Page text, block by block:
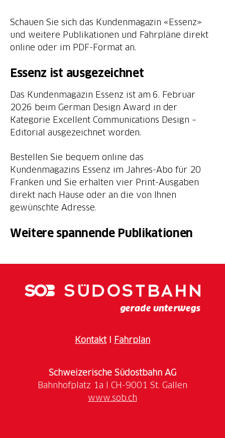
Schauen Sie sich das Kundenmagazin «Essenz»
und weitere Publikationen und Fahrpläne direkt
online oder im PDF-Format an.
Essenz ist ausgezeichnet
Das Kundenmagazin Essenz ist am 6. Februar
2026 beim German Design Award in der
Kategorie Excellent Communications Design –
Editorial ausgezeichnet worden.
Bestellen Sie bequem online das
Kundenmagazins Essenz im Jahres-Abo für 20
Franken und Sie erhalten vier Print-Ausgaben
direkt nach Hause oder an die von Ihnen
gewünschte Adresse.
Weitere spannende Publikationen
KontaktI Fahrplan
Schweizerische Südostbahn AG
www.sob.ch